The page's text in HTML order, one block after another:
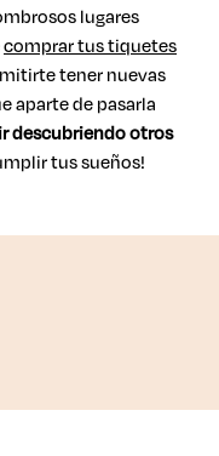
lugares
comprar tus tiquetes
tener nuevas
aparte de pasarla
descubriendo otros
tus sueños!